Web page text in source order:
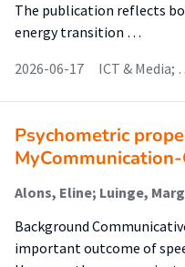
The publication reflects
energy transition …
2026-06-17
ICT & Media;
Psychometric
Background
important outcome of